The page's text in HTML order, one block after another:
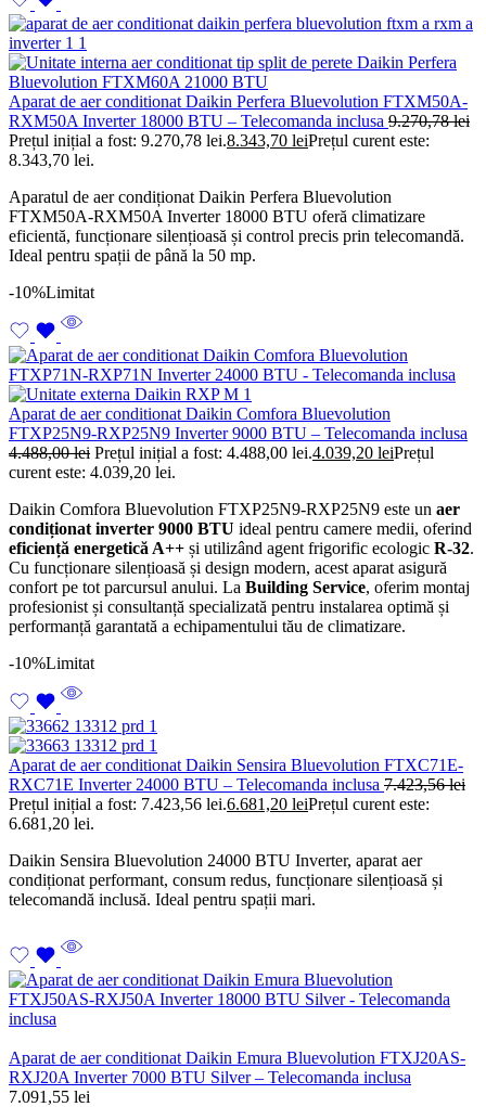
Aparat de aer conditionat Daikin Perfera Bluevolution FTXM50A-
RXM50A Inverter 18000 BTU – Telecomanda inclusa 9.270,78lei
Prețul inițial a fost: 9.270,78 lei.8.343,70 leiPrețul curent este:
8.343,70 lei.
Aparatul de aer condiționat Daikin Perfera Bluevolution
FTXM50A-RXM50A Inverter 18000 BTU oferă climatizare
eficientă, funcționare silențioasă și control precis prin telecomandă.
Ideal pentru spații de până la 50 mp.
-10%Limitat
Aparat de aer conditionat Daikin Comfora Bluevolution
FTXP25N9-RXP25N9 Inverter 9000 BTU – Telecomanda inclusa
4.488,00lei Prețul inițial a fost: 4.488,00 lei.4.039,20 leiPrețul
curent este: 4.039,20 lei.
Daikin Comfora Bluevolution FTXP25N9-RXP25N9 este un aer
condiționat inverter 9000 BTU ideal pentru camere medii, oferind
eficiență energetică A++ și utilizând agent frigorific ecologic R-32.
Cu funcționare silențioasă și design modern, acest aparat asigură
confort pe tot parcursul anului. La Building Service, oferim montaj
profesionist și consultanță specializată pentru instalarea optimă și
performanță garantată a echipamentului tău de climatizare.
-10%Limitat
Aparat de aer conditionat Daikin Sensira Bluevolution FTXC71E-
RXC71E Inverter 24000 BTU – Telecomanda inclusa 7.423,56lei
Prețul inițial a fost: 7.423,56 lei.6.681,20 leiPrețul curent este:
6.681,20 lei.
Daikin Sensira Bluevolution 24000 BTU Inverter, aparat aer
condiționat performant, consum redus, funcționare silențioasă și
telecomandă inclusă. Ideal pentru spații mari.
Aparat de aer conditionat Daikin Emura Bluevolution FTXJ20AS-
RXJ20A Inverter 7000 BTU Silver – Telecomanda inclusa
7.091,55 lei